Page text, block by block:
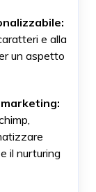
e alla
un aspetto
il nurturing